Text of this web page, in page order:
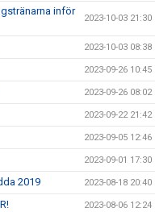
inför
2023-10-03 21:30
2023-10-03 08:38
2023-09-26 10:45
2023-09-26 08:02
2023-09-22 21:42
2023-09-05 12:46
2023-09-01 17:30
2019 2023-08-18 20:40
2023-08-06 12:24